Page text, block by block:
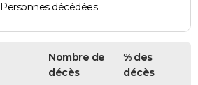
Personnes décédées
Nombre de
décès
% des
décès